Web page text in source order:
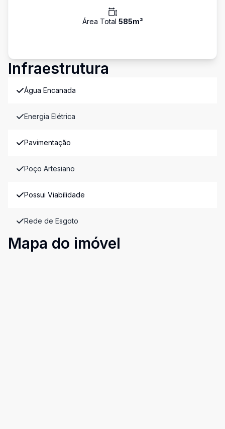
Área Total 585m²
Infraestrutura
Água Encanada
Energia Elétrica
Pavimentação
Poço Artesiano
Possui Viabilidade
Rede de Esgoto
Mapa do imóvel